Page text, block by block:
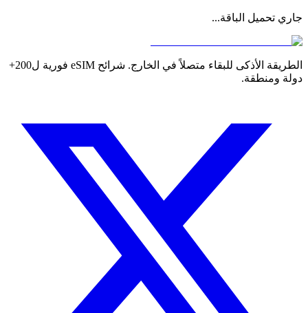
جاري تحميل الباقة...
الطريقة الأذكى للبقاء متصلاً في الخارج. شرائح eSIM فورية ل200+
دولة ومنطقة.